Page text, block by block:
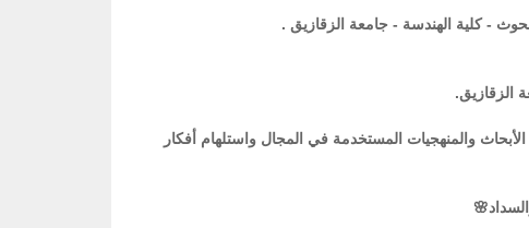
- كلية الهندسة - جامعة الزقازيق .
الزقازيق.
والمنهجيات المستخدمة في المجال واستلهام أفكار